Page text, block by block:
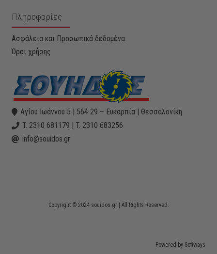
Πληροφορίες
Ασφάλεια και Προσωπικά δεδομένα
Όροι χρήσης
Αγίου Ιωάννου 5 | 564 29 – Ευκαρπία | Θεσσαλονίκη
T. 2310 681179 | T. 2310 683256
info@souidos.gr
Copyright © 2024 souidos.gr | All Rights Reserved.
Powered by Softways